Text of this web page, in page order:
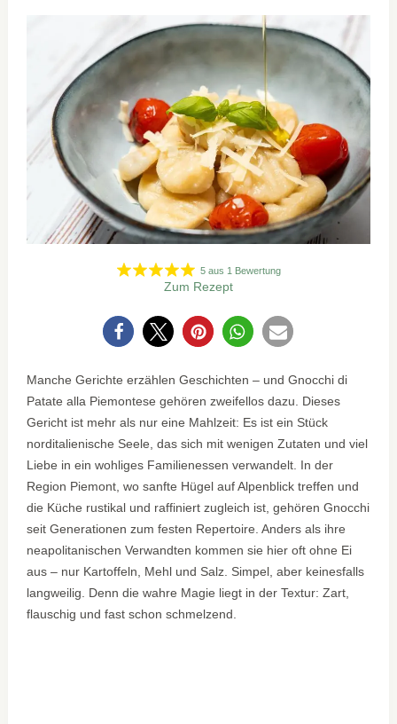
Zum Rezept
5aus 1 Bewertung
0
Manche Gerichte erzählen Geschichten – und Gnocchi di
Patate alla Piemontese gehören zweifellos dazu. Dieses
Gericht ist mehr als nur eine Mahlzeit: Es ist ein Stück
norditalienische Seele, das sich mit wenigen Zutaten und viel
Liebe in ein wohliges Familienessen verwandelt. In der
Region Piemont, wo sanfte Hügel auf Alpenblick treffen und
die Küche rustikal und raffiniert zugleich ist, gehören Gnocchi
seit Generationen zum festen Repertoire. Anders als ihre
neapolitanischen Verwandten kommen sie hier oft ohne Ei
aus – nur Kartoffeln, Mehl und Salz. Simpel, aber keinesfalls
langweilig. Denn die wahre Magie liegt in der Textur: Zart,
flauschig und fast schon schmelzend.